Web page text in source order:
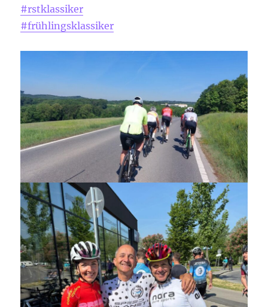
#rstklassiker
#frühlingsklassiker